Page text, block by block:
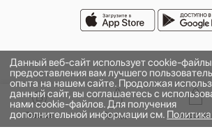
В КОРЗИНУ
2026 © УНИВЕРМАГ БОЛЬШОЙ | ООО
Данный веб-сайт использует cookie-файлы
предоставления вам лучшего
опыта на нашем сайте. Продолжая
данный сайт, вы соглашаетесь с
нами cookie-файлов. Для получения
дополнительной информации см.
Главная Бренды Корзина